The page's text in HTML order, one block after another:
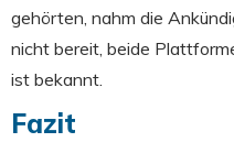
gehörten, nahm die
nicht bereit, beide
ist bekannt.
Fazit